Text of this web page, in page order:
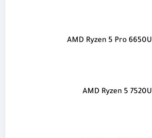
AMD Ryzen 5 Pro 6650U
AMD Ryzen 5 7520U